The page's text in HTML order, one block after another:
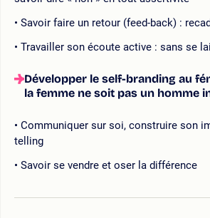
Savoir faire un retour (feed-back) :
Travailler son écoute active : sans se
Développer le self-branding au
la femme ne soit pas un homme
Communiquer sur soi, construire son
telling
Savoir se vendre et oser la différence